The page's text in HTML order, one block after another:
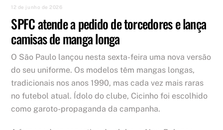
12 de junho de 2026
SPFC atende a pedido de torcedores e lança
camisas de manga longa
O São Paulo lançou nesta sexta-feira uma nova versão
do seu uniforme. Os modelos têm mangas longas,
tradicionais nos anos 1990, mas cada vez mais raras
no futebol atual. Ídolo do clube, Cicinho foi escolhido
como garoto-propaganda da campanha.